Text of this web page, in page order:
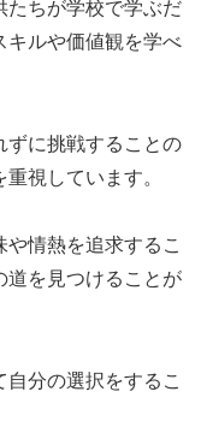
たちが学校で学ぶだ
キルや価値観を学べ
ずに挑戦することの
視しています。
や情熱を追求するこ
道を見つけることが
分の選択をするこ